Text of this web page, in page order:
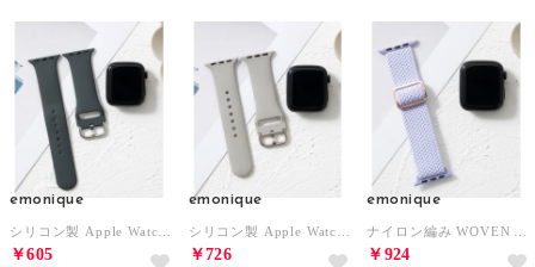
emonique
￥605
emonique
￥726
emonique
￥924